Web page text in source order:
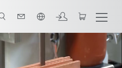
Toepassingen